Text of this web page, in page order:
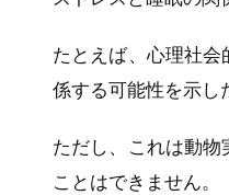
たとえば、心理社
係する可能性を示し
ただし、これは動
ことはできません。